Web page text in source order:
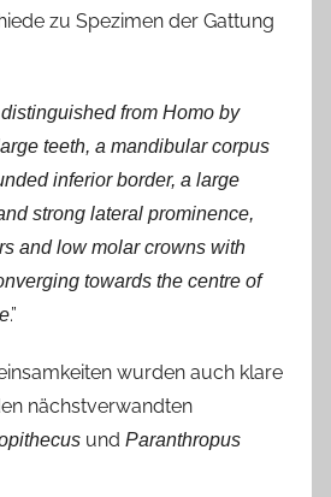
zu Spezimen der Gattung
from Homo by
teeth, a mandibular corpus
inferior border, a large
strong lateral prominence,
and low molar crowns with
towards the centre of
.”
wurden auch klare
nächstverwandten
und Paranthropus